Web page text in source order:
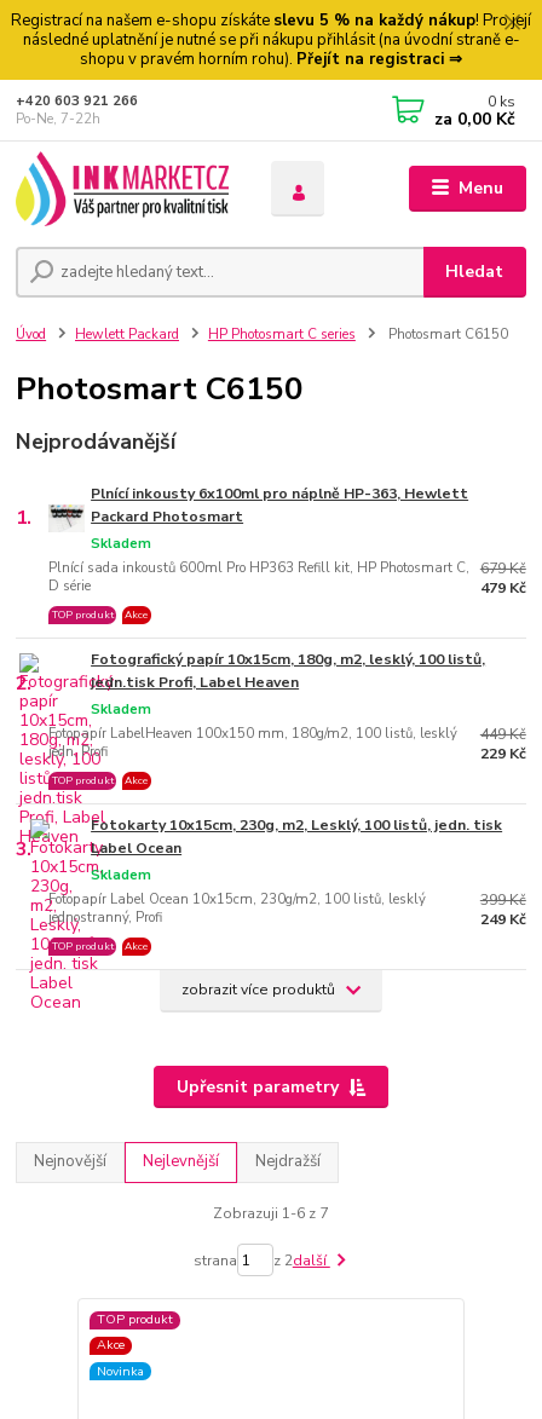
Registrací na našem e-shopu získáte slevu 5 % na každý nákup! Pro její
následné uplatnění je nutné se při nákupu přihlásit (na úvodní straně e-
shopu v pravém horním rohu). Přejít na registraci ⇒
Menu
Hledat
+420 603 921 266
Po-Ne, 7-22h
0 ks
za 0,00 Kč
Úvod Hewlett Packard HP Photosmart C series Photosmart C6150
Photosmart C6150
Nejprodávanější
1.
Plnící inkousty 6x100ml pro náplně HP-363, Hewlett
Packard Photosmart
Plnící sada inkoustů 600ml Pro HP363 Refill kit, HP Photosmart C,
D série
Skladem
TOP produkt Akce
679 Kč
479 Kč
2.
Fotografický papír 10x15cm, 180g, m2, lesklý, 100 listů,
jedn.tisk Profi, Label Heaven
Fotopapír LabelHeaven 100x150 mm, 180g/m2, 100 listů, lesklý
jedn, Profi
Skladem
TOP produkt Akce
449 Kč
229 Kč
3.
Fotokarty 10x15cm, 230g, m2, Lesklý, 100 listů, jedn. tisk
Label Ocean
Fotopapír Label Ocean 10x15cm, 230g/m2, 100 listů, lesklý
jednostranný, Profi
Skladem
TOP produkt Akce
399 Kč
249 Kč
zobrazit více produktů
Upřesnit parametry
Nejnovější Nejlevnější Nejdražší
Zobrazuji 1-6 z 7
strana z 2další
TOP produkt
Akce
Novinka